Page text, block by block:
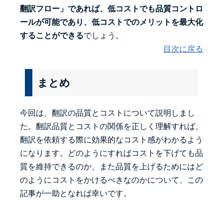
翻訳フロー」であれば、低コストでも品質コントロ
ールが可能であり、低コストでのメリットを最大化
することができるでしょう。
目次に戻る
まとめ
今回は、翻訳の品質とコストについて説明しまし
た。翻訳品質とコストの関係を正しく理解すれば、
翻訳を依頼する際に効果的なコスト感がわかるよう
になります。どのようにすればコストを下げても品
質を維持できるのか、また品質を上げるためにはど
のようにコストをかけるべきなのかについて、この
記事が一助となれば幸いです。